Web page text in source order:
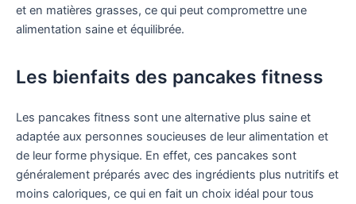
et en matières grasses, ce qui peut compromettre une
alimentation saine et équilibrée.
Les bienfaits des pancakes fitness
Les pancakes fitness sont une alternative plus saine et
adaptée aux personnes soucieuses de leur alimentation et
de leur forme physique. En effet, ces pancakes sont
généralement préparés avec des ingrédients plus nutritifs et
moins caloriques, ce qui en fait un choix idéal pour tous